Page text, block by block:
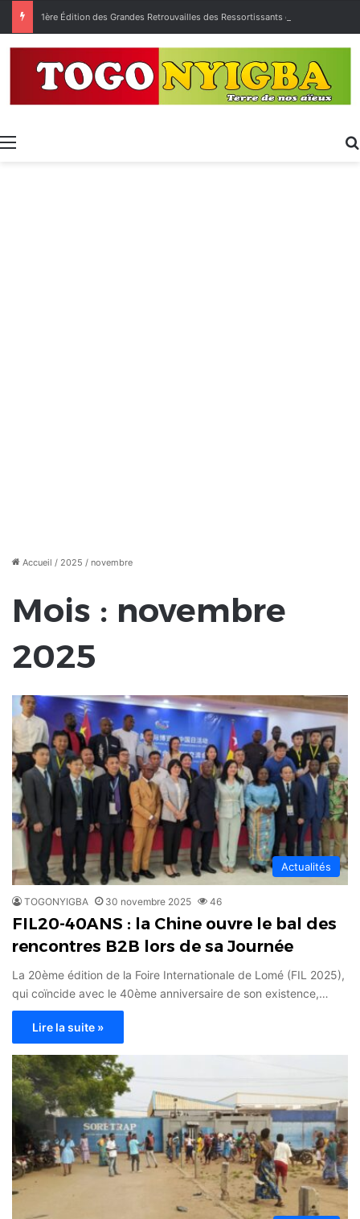
Menu
Accueil / 2025 / novembre
Mois : novembre
2025
Actualités
TOGONYIGBA 30 novembre 2025 46
FIL20-40ANS : la Chine ouvre le bal des
rencontres B2B lors de sa Journée
La 20ème édition de la Foire Internationale de Lomé (FIL 2025),
qui coïncide avec le 40ème anniversaire de son existence,…
Lire la suite »